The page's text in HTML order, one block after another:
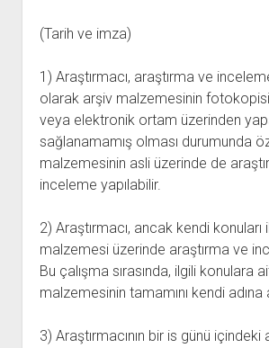
YURTDIŞI KİTAPLIĞI
YURTDIŞI KİTAPLIĞI
ATTF KİTAPLIĞI
FİDEF KİTAPLIĞI
(Tarih ve imza)
1) Araştırmacı, araştırma ve
olarak arşiv malzemesinin
veya elektronik ortam üzerinden
sağlanamamış olması durumunda
malzemesinin asli üzerinde de
inceleme yapılabilir.
2) Araştırmacı, ancak kendi konuları
malzemesi üzerinde araştırma ve
Bu çalışma sırasında, ilgili konulara
malzemesinin tamamını kendi adına
3) Araştırmacının bir is günü içindeki